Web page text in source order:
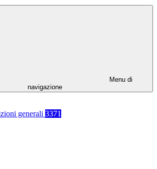
Menu di
navigazione
generali 3371